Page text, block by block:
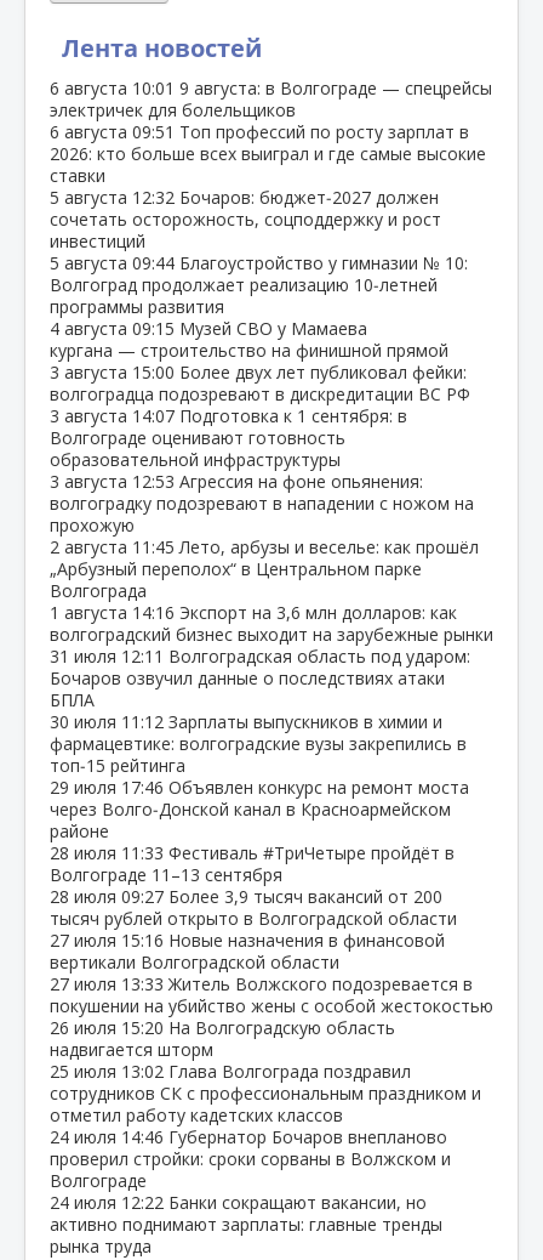
Лента новостей
6 августа 10:01 9 августа: в Волгограде — спецрейсы
электричек для болельщиков
6 августа 09:51 Топ профессий по росту зарплат в
2026: кто больше всех выиграл и где самые высокие
ставки
5 августа 12:32 Бочаров: бюджет‑2027 должен
сочетать осторожность, соцподдержку и рост
инвестиций
5 августа 09:44 Благоустройство у гимназии № 10:
Волгоград продолжает реализацию 10‑летней
программы развития
4 августа 09:15 Музей СВО у Мамаева
кургана — строительство на финишной прямой
3 августа 15:00 Более двух лет публиковал фейки:
волгоградца подозревают в дискредитации ВС РФ
3 августа 14:07 Подготовка к 1 сентября: в
Волгограде оценивают готовность
образовательной инфраструктуры
3 августа 12:53 Агрессия на фоне опьянения:
волгоградку подозревают в нападении с ножом на
прохожую
2 августа 11:45 Лето, арбузы и веселье: как прошёл
„Арбузный переполох“ в Центральном парке
Волгограда
1 августа 14:16 Экспорт на 3,6 млн долларов: как
волгоградский бизнес выходит на зарубежные рынки
31 июля 12:11 Волгоградская область под ударом:
Бочаров озвучил данные о последствиях атаки
БПЛА
30 июля 11:12 Зарплаты выпускников в химии и
фармацевтике: волгоградские вузы закрепились в
топ‑15 рейтинга
29 июля 17:46 Объявлен конкурс на ремонт моста
через Волго‑Донской канал в Красноармейском
районе
28 июля 11:33 Фестиваль #ТриЧетыре пройдёт в
Волгограде 11–13 сентября
28 июля 09:27 Более 3,9 тысяч вакансий от 200
тысяч рублей открыто в Волгоградской области
27 июля 15:16 Новые назначения в финансовой
вертикали Волгоградской области
27 июля 13:33 Житель Волжского подозревается в
покушении на убийство жены с особой жестокостью
26 июля 15:20 На Волгоградскую область
надвигается шторм
25 июля 13:02 Глава Волгограда поздравил
сотрудников СК с профессиональным праздником и
отметил работу кадетских классов
24 июля 14:46 Губернатор Бочаров внепланово
проверил стройки: сроки сорваны в Волжском и
Волгограде
24 июля 12:22 Банки сокращают вакансии, но
активно поднимают зарплаты: главные тренды
рынка труда